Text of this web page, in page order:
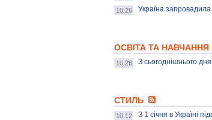
10:26 Україна
ОСВІТА ТА НАВЧАННЯ
10:28 З сьогоднішнього
СТИЛЬ
10:12 З 1 січня в Україні